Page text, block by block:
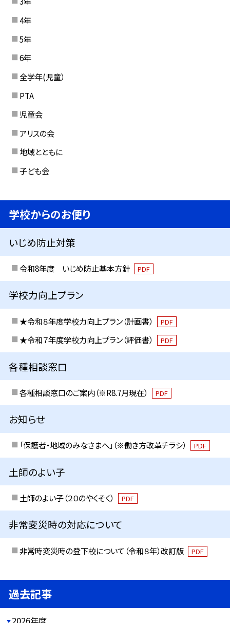
4年
5年
6年
全学年(児童）
PTA
児童会
アリスの会
地域とともに
子ども会
学校からのお便り
いじめ防止対策
令和8年度 いじめ防止基本方針 PDF
学校力向上プラン
★令和８年度学校力向上プラン（計画書） PDF
★令和７年度学校力向上プラン（評価書） PDF
各種相談窓口
各種相談窓口のご案内（※R8.7月現在） PDF
お知らせ
「保護者・地域のみなさまへ」（※働き方改革チラシ） PDF
土師のよい子
土師のよい子（２０のやくそく） PDF
非常変災時の対応について
非常時変災時の登下校について（令和８年）改訂版 PDF
過去記事